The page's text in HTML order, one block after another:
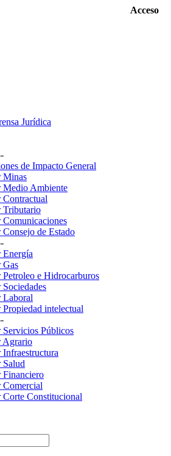
Acceso
Jurídica
de Impacto General
Minas
Medio Ambiente
Contractual
Tributario
Comunicaciones
Consejo de Estado
Energía
Gas
Petroleo e Hidrocarburos
Sociedades
Laboral
Propiedad intelectual
Servicios Públicos
Agrario
Infraestructura
Salud
Financiero
Comercial
Corte Constitucional